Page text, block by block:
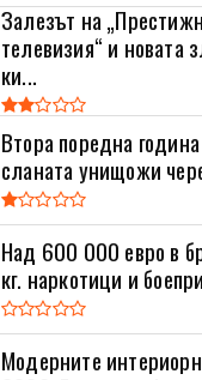
Залезът на
телевизия“ и новата
ки...
Втора поредна
сланата унищожи
Над 600 000 евро в
кг. наркотици и
Модерните